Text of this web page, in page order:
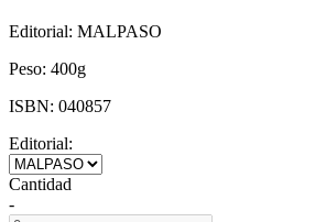
Editorial: MALPASO
Peso: 400g
ISBN: 040857
Editorial:
Cantidad
-